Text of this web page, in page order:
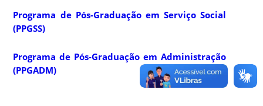
Programa de Pós-Graduação em Serviço Social
(PPGSS)
Programa de Pós-Graduação em Administração
(PPGADM)